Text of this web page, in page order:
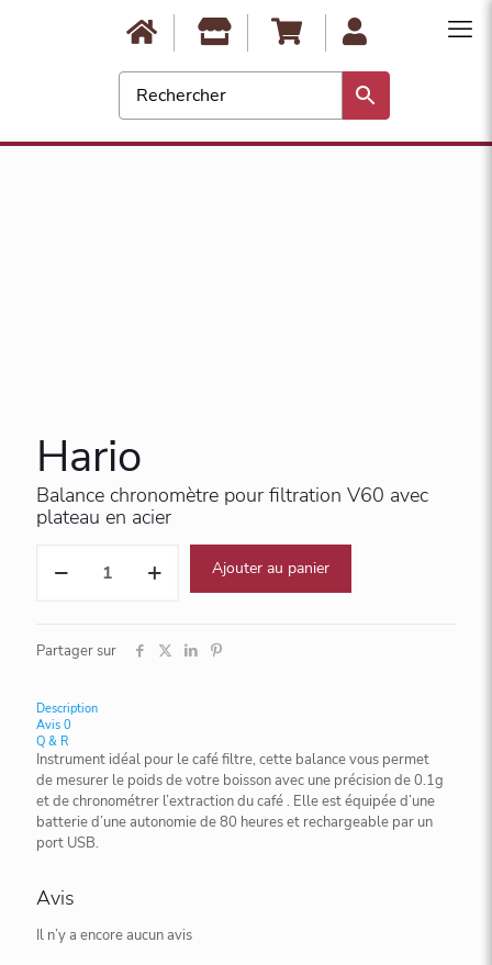
Hario
Balance chronomètre pour filtration V60 avec
plateau en acier
filtration
avec
plateau
en
acier
Ajouter au panier
Partager sur
Description
Avis 0
Q & R
Instrument idéal pour le café filtre, cette balance vous permet
de mesurer le poids de votre boisson avec une précision de 0.1g
et de chronométrer l’extraction du café . Elle est équipée d’une
batterie d’une autonomie de 80 heures et rechargeable par un
port USB.
Avis
Il n’y a encore aucun avis